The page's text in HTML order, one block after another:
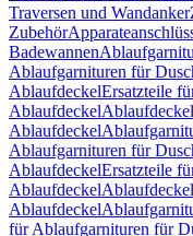
Traversen und Wandanker
Zubehör
Badewannen
Ablaufgarnituren für
AblaufdeckelErsatzteile
AblaufdeckelAblaufdeckel
Ablaufdeckel
Ablaufgarnituren für
AblaufdeckelErsatzteile
AblaufdeckelAblaufdeckel
Ablaufdeckel
für Ablaufgarnituren für